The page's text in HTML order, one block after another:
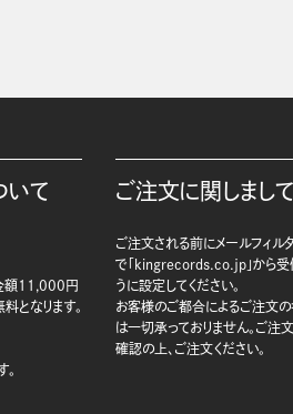
いて
額11,000円
となります。
ご注文に関しまして
ご注文される前にメールフィル
で「kingrecords.co.jp」から受
うに設定してください。
お客様のご都合によるご注文の
は一切承っておりません。ご注
確認の上、ご注文ください。